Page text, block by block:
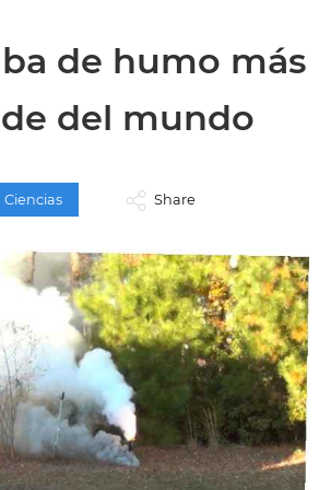
de humo más
del mundo
Ciencias Share